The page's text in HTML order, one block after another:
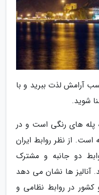
آرامش لذت ببرید و با
شوید.
پله های رنگی است و در
از نظر روابط ایران
دو جانبه و مشترک
آنالیز ها نشان می دهد
کشور در روابط نظامی و